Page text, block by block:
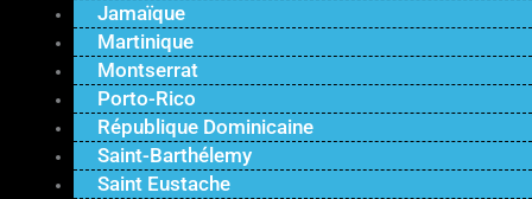
Jamaïque
Martinique
Montserrat
Porto-Rico
République Dominicaine
Saint-Barthélemy
Saint Eustache